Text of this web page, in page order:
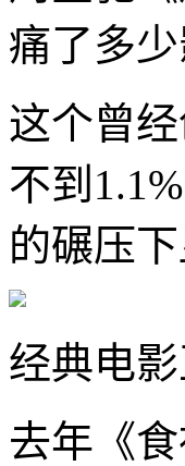
痛了多少
这个曾
不到
的碾压下
经典电
去年《